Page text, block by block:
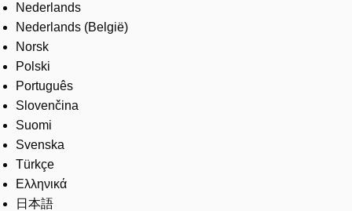
Nederlands
Nederlands (België)
Norsk
Polski
Português
Slovenčina
Suomi
Svenska
Türkçe
Ελληνικά
日本語